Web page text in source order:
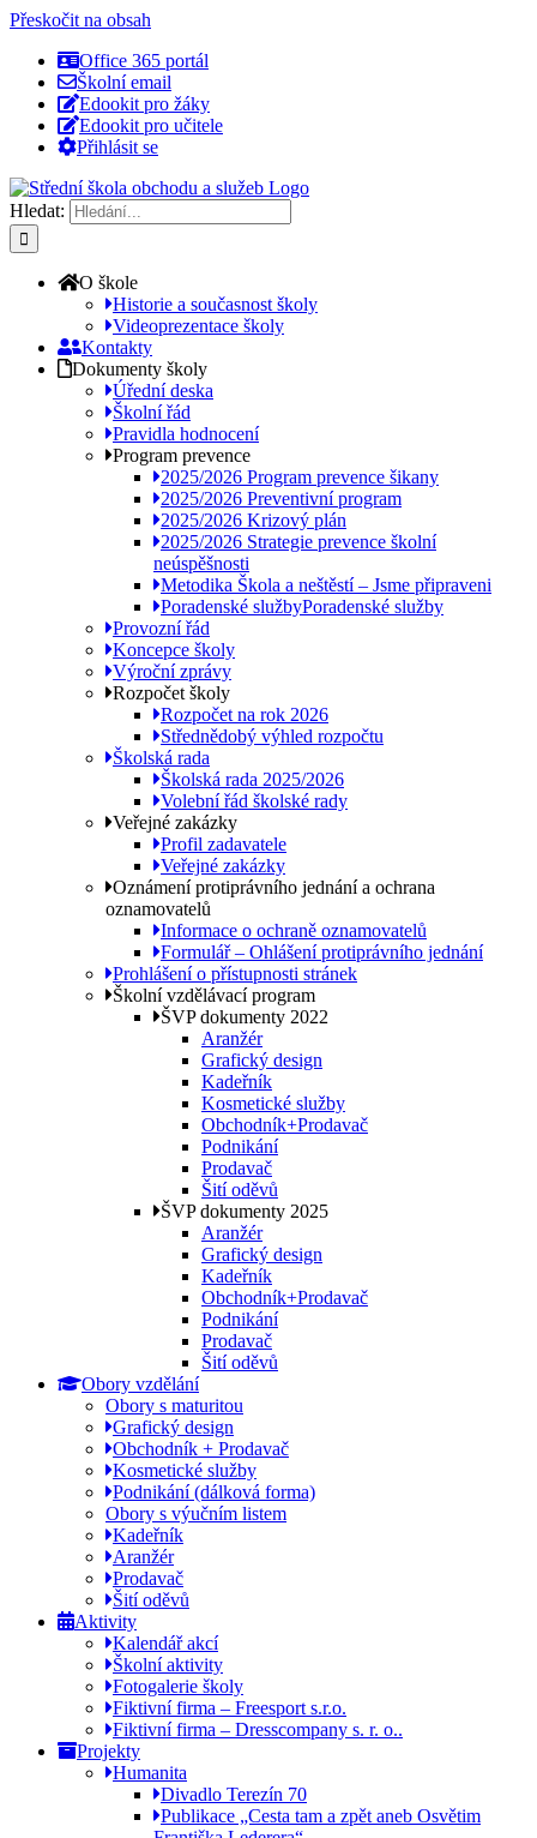
Přeskočit na obsah
Office 365 portál
Školní email
Edookit pro žáky
Edookit pro učitele
Přihlásit se
Hledat:
O škole
Historie a současnost školy
Videoprezentace školy
Kontakty
Dokumenty školy
Úřední deska
Školní řád
Pravidla hodnocení
Program prevence
2025/2026 Program prevence šikany
2025/2026 Preventivní program
2025/2026 Krizový plán
2025/2026 Strategie prevence školní
neúspěšnosti
Metodika Škola a neštěstí – Jsme připraveni
Poradenské službyPoradenské služby
Provozní řád
Koncepce školy
Výroční zprávy
Rozpočet školy
Rozpočet na rok 2026
Střednědobý výhled rozpočtu
Školská rada
Školská rada 2025/2026
Volební řád školské rady
Veřejné zakázky
Profil zadavatele
Veřejné zakázky
Oznámení protiprávního jednání a ochrana
oznamovatelů
Informace o ochraně oznamovatelů
Formulář – Ohlášení protiprávního jednání
Prohlášení o přístupnosti stránek
Školní vzdělávací program
ŠVP dokumenty 2022
Aranžér
Grafický design
Kadeřník
Kosmetické služby
Obchodník+Prodavač
Podnikání
Prodavač
Šití oděvů
ŠVP dokumenty 2025
Aranžér
Grafický design
Kadeřník
Obchodník+Prodavač
Podnikání
Prodavač
Šití oděvů
Obory vzdělání
Obory s maturitou
Grafický design
Obchodník + Prodavač
Kosmetické služby
Podnikání (dálková forma)
Obory s výučním listem
Kadeřník
Aranžér
Prodavač
Šití oděvů
Aktivity
Kalendář akcí
Školní aktivity
Fotogalerie školy
Fiktivní firma – Freesport s.r.o.
Fiktivní firma – Dresscompany s. r. o..
Projekty
Humanita
Divadlo Terezín 70
Publikace „Cesta tam a zpět aneb Osvětim